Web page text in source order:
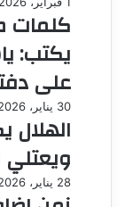
كلمات
يكتب:
على
30 يناير، 2026
ويعتلي
28 يناير، 2026